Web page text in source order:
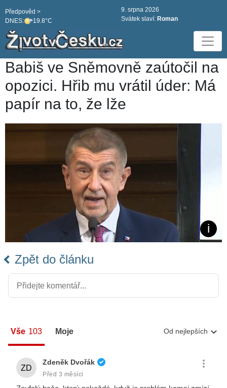
DNES: 19.8°C
Předpověd >
9. srpna 2026
Svátek slaví: Roman
Babiš ve Sněmovně zaútočil na
opozici. Hřib mu vrátil úder: Má
papír na to, že lže
Zpět do článku